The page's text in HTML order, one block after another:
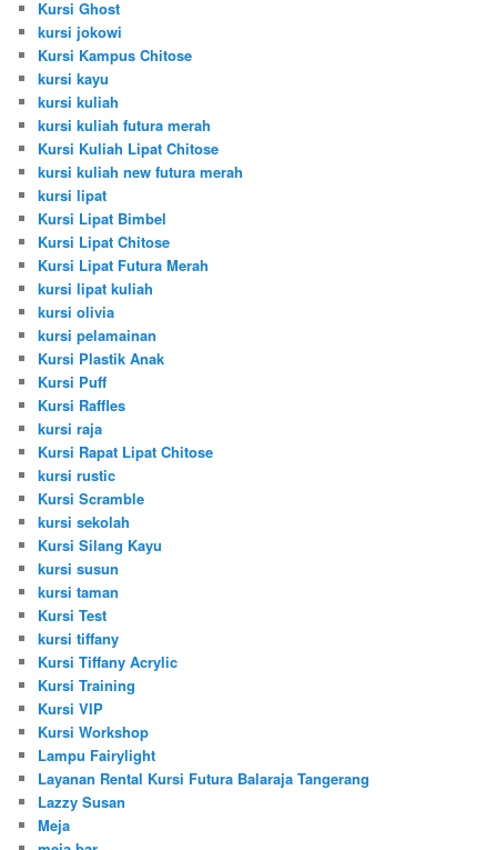
Kursi Ghost
kursi jokowi
Kursi Kampus Chitose
kursi kayu
kursi kuliah
kursi kuliah futura merah
Kursi Kuliah Lipat Chitose
kursi kuliah new futura merah
kursi lipat
Kursi Lipat Bimbel
Kursi Lipat Chitose
Kursi Lipat Futura Merah
kursi lipat kuliah
kursi olivia
kursi pelamainan
Kursi Plastik Anak
Kursi Puff
Kursi Raffles
kursi raja
Kursi Rapat Lipat Chitose
kursi rustic
Kursi Scramble
kursi sekolah
Kursi Silang Kayu
kursi susun
kursi taman
Kursi Test
kursi tiffany
Kursi Tiffany Acrylic
Kursi Training
Kursi VIP
Kursi Workshop
Lampu Fairylight
Layanan Rental Kursi Futura Balaraja Tangerang
Lazzy Susan
Meja